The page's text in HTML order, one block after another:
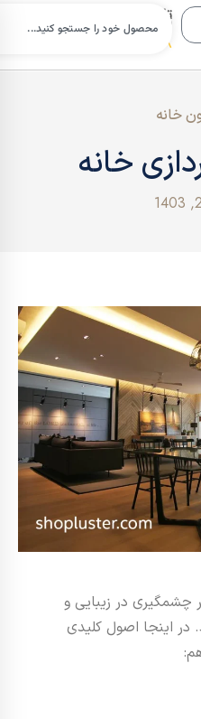
تلفن
تماس:
09112988638
خانه
خانه
چشمگیری در زیبایی و
در اینجا اصول کلیدی